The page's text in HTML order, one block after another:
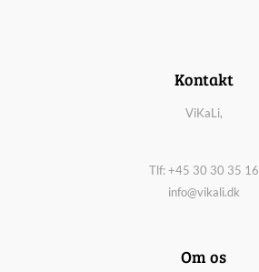
Kontakt
ViKaLi,
Tlf: +45 30 30 35 16
info@vikali.dk
Om os